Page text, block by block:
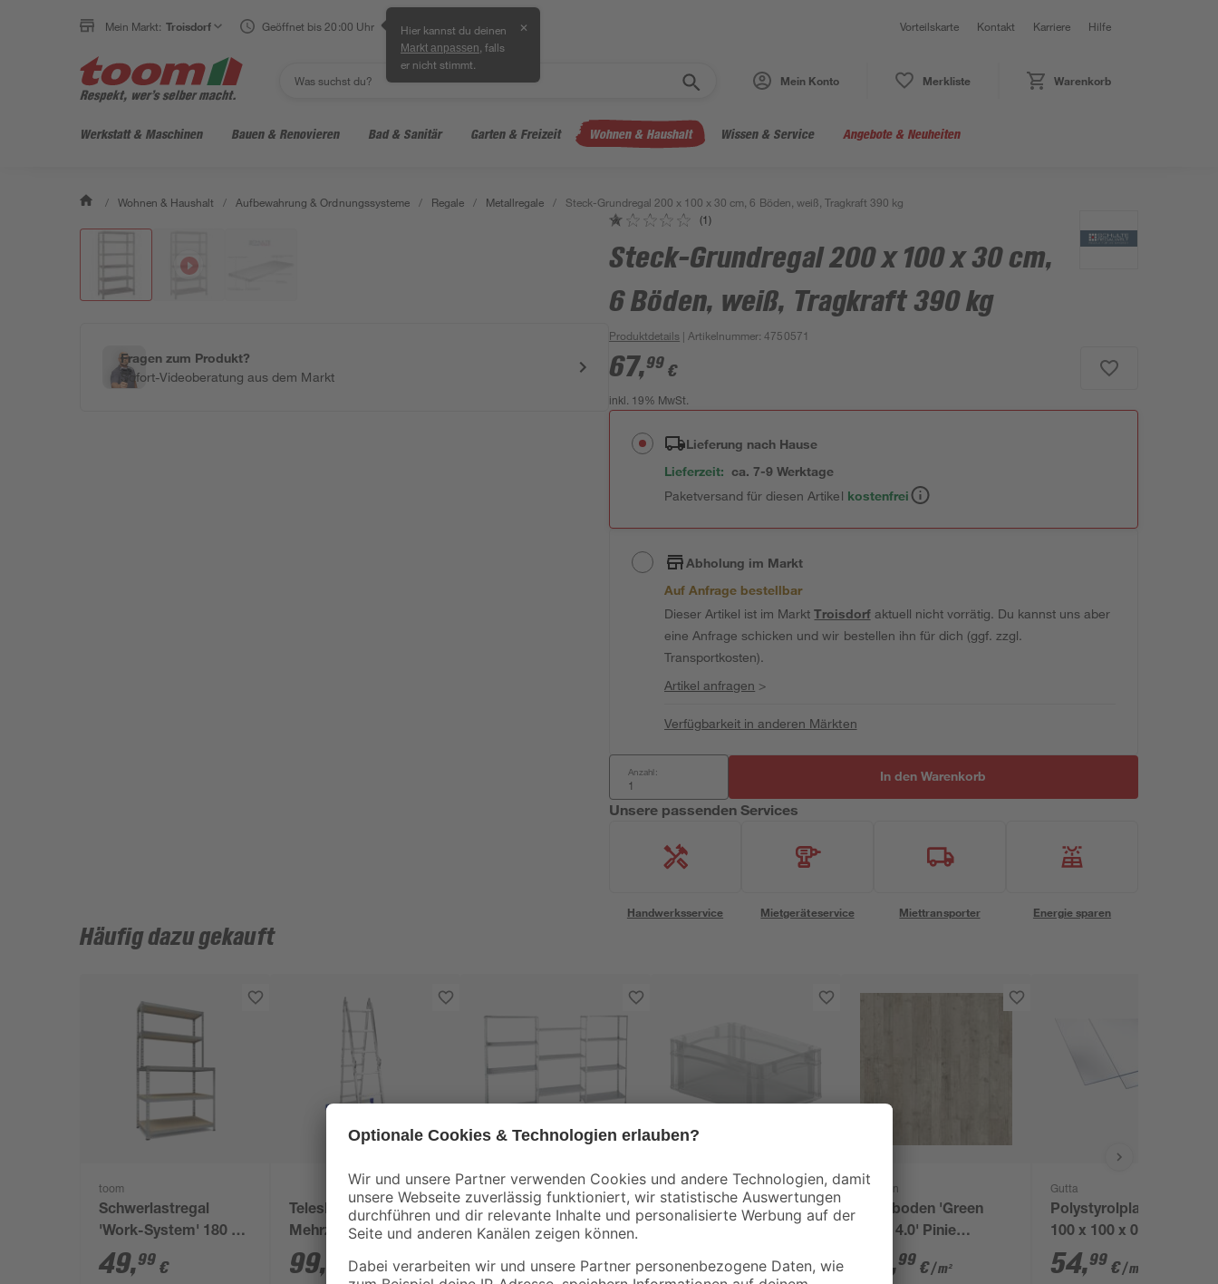
Mein Markt: Troisdorf Geöffnet bis 20:00 Uhr Hier kannst du deinen
Markt anpassen , falls
er nicht stimmt.
✕ Vorteilskarte Kontakt Karriere Hilfe
Mein Konto Merkliste Warenkorb
Werkstatt & Maschinen Bauen & Renovieren Bad & Sanitär Garten & Freizeit Wohnen & Haushalt Wissen & Service Angebote & Neuheiten
/ Wohnen & Haushalt / Aufbewahrung & Ordnungssysteme / Regale / Metallregale / Steck-Grundregal 200 x 100 x 30 cm, 6 Böden, weiß, Tragkraft 390 kg
Fragen zum Produkt?
Sofort-Videoberatung aus dem Markt
(1)
Steck-Grundregal 200 x 100 x 30 cm,
6 Böden, weiß, Tragkraft 390 kg
Produktdetails | Artikelnummer:4750571
67,99 €
inkl. 19% MwSt.
Lieferung nach Hause
Lieferzeit: ca. 7-9 Werktage
Paketversand für diesen Artikel kostenfrei
Abholung im Markt
Auf Anfrage bestellbar
Dieser Artikel ist im MarktTroisdorfaktuell nicht vorrätig. Du kannst uns aber
eine Anfrage schicken und wir bestellen ihn für dich (ggf. zzgl.
Transportkosten).
Artikel anfragen >
Verfügbarkeit in anderen Märkten
Anzahl: In den Warenkorb
Unsere passenden Services
Handwerksservice Mietgeräteservice Miettransporter Energie sparen
Häufig dazu gekauft
toom
Schwerlastregal
'Work-System' 180 x
100 x 30-60 cm 5
Böden à 100-175 kg
49,99 €
Teleskopierbarer
Mehrzweckleiter 4 x 3
Sprossen, 3,3 m,
klappbar
99, €
toom
Metallregal 225 x 150
x 30 cm 11 Böden à
54,99€
Eurobox B
5,49€
Classen
Vinylboden 'Green
Vinyl 4.0' Pinie
piniefarben 4 mm
,99 €/ m²
Gutta
Polystyrolplatte klar
100 x 100 x 0,5 cm
54,99 €/ m²